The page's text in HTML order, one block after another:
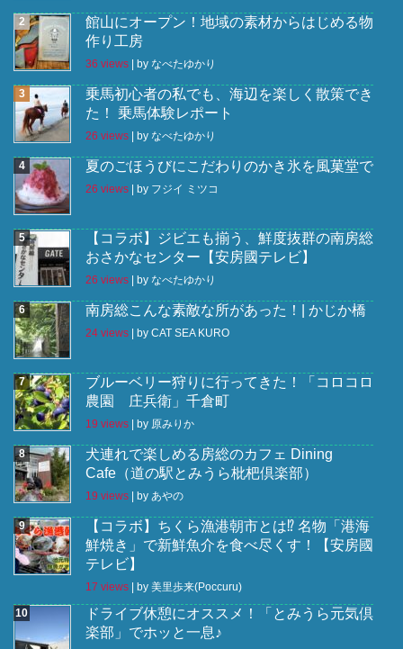
館山にオープン！地域の素材からはじめる物
作り工房
36 views by なべたゆかり
乗馬初心者の私でも、海辺を楽しく散策でき
た！ 乗馬体験レポート
26 views by なべたゆかり
夏のごほうびにこだわりのかき氷を風菓堂で
26 views by フジイ ミツコ
【コラボ】ジビエも揃う、鮮度抜群の南房総
おさかなセンター【安房國テレビ】
26 views by なべたゆかり
南房総こんな素敵な所があった！| かじか橋
24 views by CAT SEA KURO
ブルーベリー狩りに行ってきた！「コロコロ
農園 庄兵衛」千倉町
19 views by 原みりか
犬連れで楽しめる房総のカフェ Dining
Cafe（道の駅とみうら枇杷倶楽部）
19 views by あやの
【コラボ】ちくら漁港朝市とは⁉︎ 名物「港海
鮮焼き」で新鮮魚介を食べ尽くす！【安房國
テレビ】
17 views by 美里歩来(Poccuru)
ドライブ休憩にオススメ！「とみうら元気倶
楽部」でホッと一息♪